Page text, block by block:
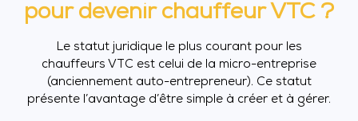
pour devenir chauffeur VTC ?
Le statut juridique le plus courant pour les
chauffeurs VTC est celui de la micro-entreprise
(anciennement auto-entrepreneur). Ce statut
présente l’avantage d’être simple à créer et à gérer.